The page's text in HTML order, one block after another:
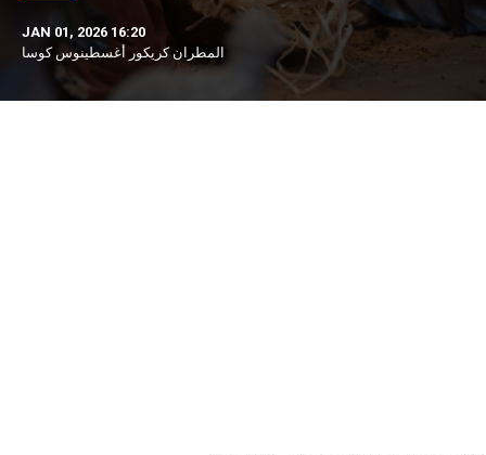
JAN 01, 2026 16:20
المطران كريكور أغسطينوس كوسا